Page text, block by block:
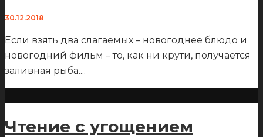
30.12.2018
Если взять два слагаемых – новогоднее блюдо и
новогодний фильм – то, как ни крути, получается
заливная рыба....
Чтение с угощением